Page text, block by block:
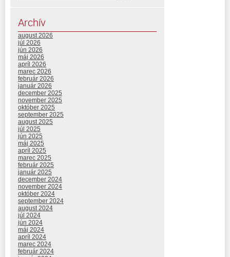
Archív
august 2026
júl 2026
jún 2026
máj 2026
apríl 2026
marec 2026
február 2026
január 2026
december 2025
november 2025
október 2025
september 2025
august 2025
júl 2025
jún 2025
máj 2025
apríl 2025
marec 2025
február 2025
január 2025
december 2024
november 2024
október 2024
september 2024
august 2024
júl 2024
jún 2024
máj 2024
apríl 2024
marec 2024
február 2024